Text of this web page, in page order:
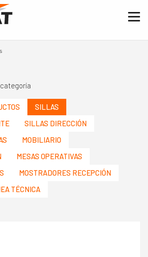
Productos
Mobiliario
Sillas
Catálogos
Tienda Online
Contacto
SILLAS
SILLAS DIRECCIÓN
MOBILIARIO
MESAS OPERATIVAS
MOSTRADORES RECEPCIÓN
TÉCNICA